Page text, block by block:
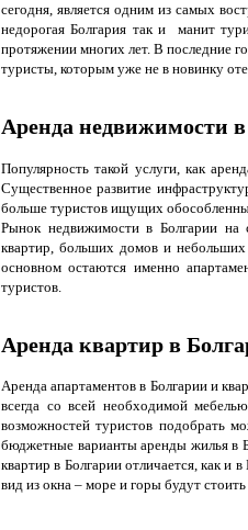
сегодня, является одним из самых
недорогая Болгария так и манит
протяжении многих лет. В последние
туристы, которым уже не в новинку
Аренда недвижимости
Популярность такой услуги, как
Существенное развитие
больше туристов ищущих
Рынок недвижимости в Болгарии на
квартир, больших домов и
основном остаются именно
туристов.
Аренда квартир в
Аренда апартаментов в Болгарии и
всегда со всей необходимой
возможностей туристов подобрать
бюджетные варианты аренды жилья в
квартир в Болгарии отличается, как
вид из окна – море и горы будут